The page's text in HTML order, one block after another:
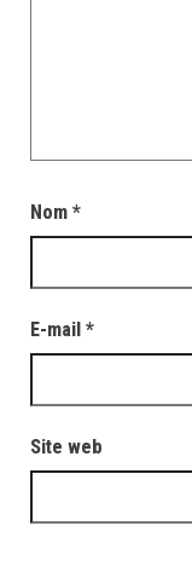
Nom *
E-mail *
Site web